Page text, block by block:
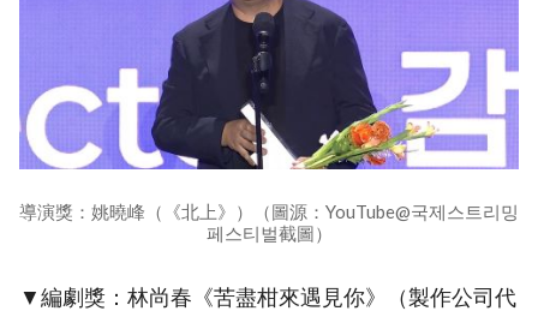
導演獎：姚曉峰（《北上》）（圖源：YouTube@국제스트리밍
페스티벌截圖）
▼編劇獎：林尚春《苦盡柑來遇見你》（製作公司代